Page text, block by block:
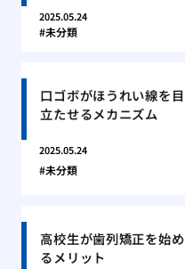
2025.05.24
未分類
口ゴボがほうれい線を目
立たせるメカニズム
2025.05.24
未分類
高校生が歯列矯正を始め
るメリット